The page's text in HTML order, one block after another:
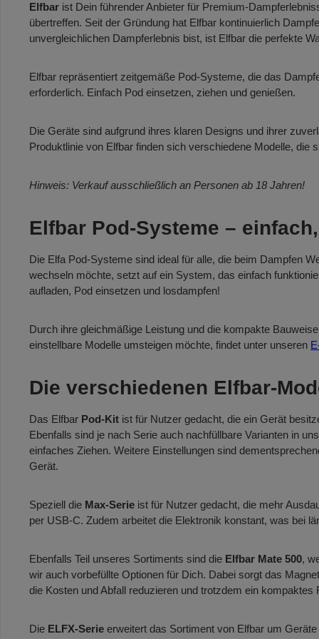
Elfbar ist Dein führender Anbieter für Premium-
übertreffen. Seit der Gründung hat Elfbar kontinuierlich
unvergleichlichen Dampferlebnis bist, ist Elfbar die perfekte
Elfbar repräsentiert zeitgemäße Pod-Systeme, die das
erforderlich. Einfach Pod einsetzen, ziehen und genießen.
Die Geräte sind aufgrund ihres klaren Designs und ihrer
Produktlinie von Elfbar finden sich verschiedene Modelle,
Hinweis: Verkauf ausschließlich an Personen ab 18 Jahren!
Elfbar Pod-Systeme –
Die Elfa Pod-Systeme sind ideal für alle, die beim Dampfen
wechseln möchte, setzt auf ein System, das einfach
aufladen, Pod einsetzen und losdampfen!
Durch ihre gleichmäßige Leistung und die kompakte
einstellbare Modelle umsteigen möchte, findet unter unseren
Die verschiedenen Elfbar-
Das Elfbar Pod-Kit ist für Nutzer gedacht, die ein Gerät
Ebenfalls sind je nach Serie auch nachfüllbare Varianten in
einfaches Ziehen. Weitere Einstellungen sind
Gerät.
Speziell die Max-Serie ist für Nutzer gedacht, die mehr
per USB-C. Zudem arbeitet die Elektronik konstant, was bei
Ebenfalls Teil unseres Sortiments sind die Elfbar Mate 500,
wir auch vorbefüllte Optionen für Dich. Dabei sorgt das
die Kosten und Abfall reduzieren und trotzdem ein kompaktes
Die ELFX-Serie erweitert das Sortiment von Elfbar um